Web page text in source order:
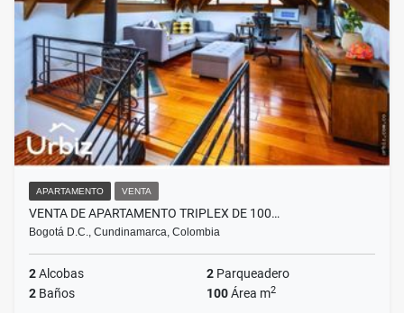
APARTAMENTO VENTA
VENTA DE APARTAMENTO TRIPLEX DE 100…
Bogotá D.C., Cundinamarca, Colombia
2Alcobas 2 Parqueadero
2 Baños 100Área m2